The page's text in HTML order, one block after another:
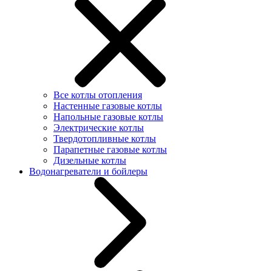
Все котлы отопления
Настенные газовые котлы
Напольные газовые котлы
Электрические котлы
Твердотопливные котлы
Парапетные газовые котлы
Дизельные котлы
Водонагреватели и бойлеры